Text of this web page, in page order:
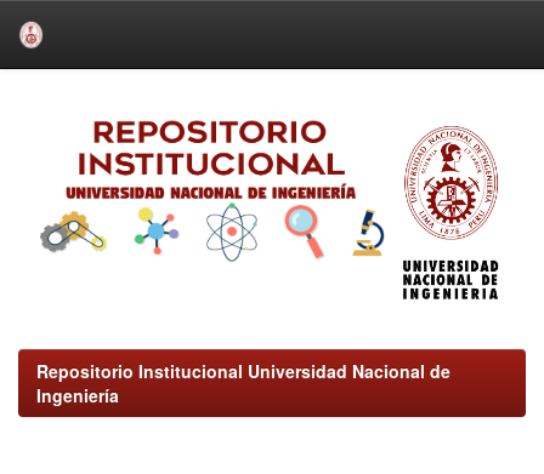
Repositorio Institucional Universidad Nacional de
Ingeniería